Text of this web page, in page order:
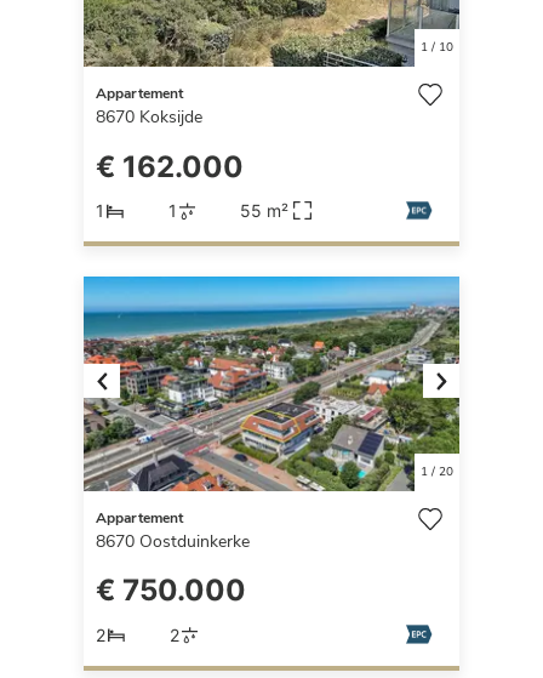
1/ 10
Appartement
8670 Koksijde
€ 162.000
1 1 55 m²
Previous Next
1/ 20
Appartement
8670 Oostduinkerke
€ 750.000
2 2